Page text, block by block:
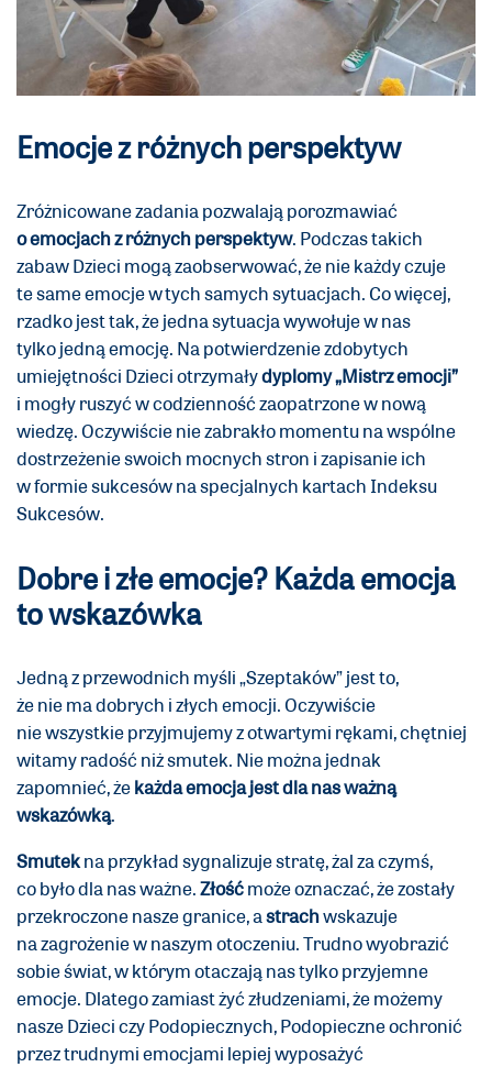
Emocje z różnych perspektyw
Zróżnicowane zadania pozwalają porozmawiać
o emocjach z różnych perspektyw. Podczas takich
zabaw Dzieci mogą zaobserwować, że nie każdy czuje
te same emocje w tych samych sytuacjach. Co więcej,
rzadko jest tak, że jedna sytuacja wywołuje w nas
tylko jedną emocję. Na potwierdzenie zdobytych
umiejętności Dzieci otrzymałydyplomy „Mistrz emocji”
i mogły ruszyć w codzienność zaopatrzone w nową
wiedzę. Oczywiście nie zabrakło momentu na wspólne
dostrzeżenie swoich mocnych stron i zapisanie ich
w formie sukcesów na specjalnych kartach Indeksu
Sukcesów.
Dobre i złe emocje? Każda emocja
to wskazówka
Jedną z przewodnich myśli „Szeptaków” jest to,
że nie ma dobrych i złych emocji. Oczywiście
nie wszystkie przyjmujemy z otwartymi rękami, chętniej
witamy radość niż smutek. Nie można jednak
zapomnieć, żekażda emocja jest dla nas ważną
wskazówką.
Smutekna przykład sygnalizuje stratę, żal za czymś,
co było dla nas ważne.Złośćmoże oznaczać, że zostały
przekroczone nasze granice, astrachwskazuje
na zagrożenie w naszym otoczeniu. Trudno wyobrazić
sobie świat, w którym otaczają nas tylko przyjemne
emocje. Dlatego zamiast żyć złudzeniami, że możemy
nasze Dzieci czy Podopiecznych, Podopieczne ochronić
przez trudnymi emocjami lepiej wyposażyć